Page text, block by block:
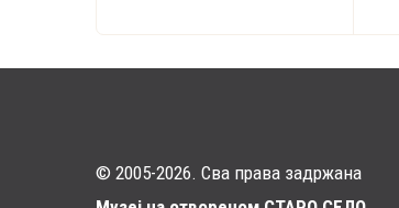
© 2005-2026. Сва права задржана